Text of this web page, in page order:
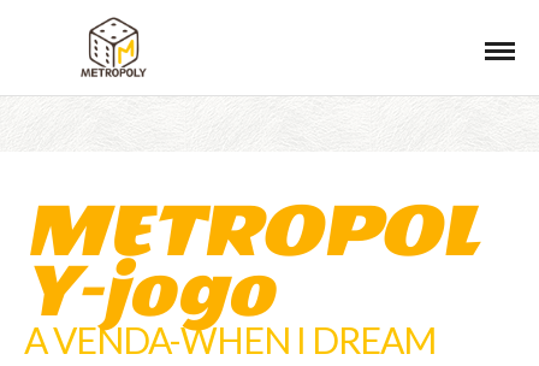
METROPOL
Y-jogo
A VENDA-WHEN I DREAM